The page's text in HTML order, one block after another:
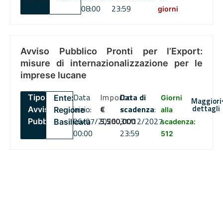
08:00
23:59
giorni
Avviso Pubblico Pronti per l’Export:
misure di internazionalizzazione per le
imprese lucane
Tipo:
Avviso
Pubblico
Ente:
Regione
Basilicata
Data
inizio:
06/07/2026
00:00
Importo
€
5,500,000
Data di
scadenza:
31/12/2027
23:59
Giorni
alla
scadenza:
512
Maggiori
dettagli